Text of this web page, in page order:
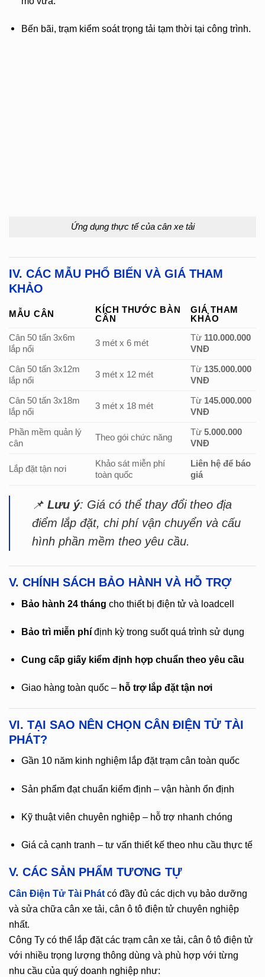
Bến bãi, trạm kiểm soát trọng tải tạm thời tại công trình.
Ứng dụng thực tế của cân xe tải
IV. CÁC MẪU PHỔ BIẾN VÀ GIÁ THAM
KHẢO
MẪU CÂN
KÍCH THƯỚC BÀN
CÂN
GIÁ THAM
KHẢO
Cân 50 tấn 3x6m
lắp nổi
3 mét x 6 mét
Từ 110.000.000
VNĐ
Cân 50 tấn 3x12m
lắp nổi
3 mét x 12 mét
Từ 135.000.000
VNĐ
Cân 50 tấn 3x18m
lắp nổi
3 mét x 18 mét
Từ 145.000.000
VNĐ
Phần mềm quản lý
cân
Theo gói chức năng
Từ5.000.000
VNĐ
Lắp đặt tận nơi
Khảo sát miễn phí
toàn quốc
Liên hệ để báo
giá
📌 Lưu ý: Giá có thể thay đổi theo địa
điểm lắp đặt, chi phí vận chuyển và cấu
hình phần mềm theo yêu cầu.
V. CHÍNH SÁCH BẢO HÀNH VÀ HỖ TRỢ
Bảo hành 24 tháng cho thiết bị điện tử và loadcell
Bảo trì miễn phíđịnh kỳ trong suốt quá trình sử dụng
Cung cấp giấy kiểm định hợp chuẩn theo yêu cầu
Giao hàng toàn quốc – hỗ trợ lắp đặt tận nơi
VI. TẠI SAO NÊN CHỌN CÂN ĐIỆN TỬ TÀI
PHÁT?
Gần 10 năm kinh nghiệm lắp đặt trạm cân toàn quốc
Sản phẩm đạt chuẩn kiểm định – vận hành ổn định
Kỹ thuật viên chuyên nghiệp – hỗ trợ nhanh chóng
Giá cả cạnh tranh – tư vấn thiết kế theo nhu cầu thực tế
V. CÁC SẢN PHẨM TƯƠNG TỰ
Cân Điện Tử Tài Phát có đầy đủ các dịch vụ bảo dưỡng
và sửa chữa cân xe tải, cân ô tô điện tử chuyên nghiệp
nhất.
Công Ty có thể lắp đặt các trạm cân xe tải, cân ô tô điện tử
với nhiều trọng lượng thông dùng và phù hợp với từng
nhu cầu của quý doanh nghiệp như: